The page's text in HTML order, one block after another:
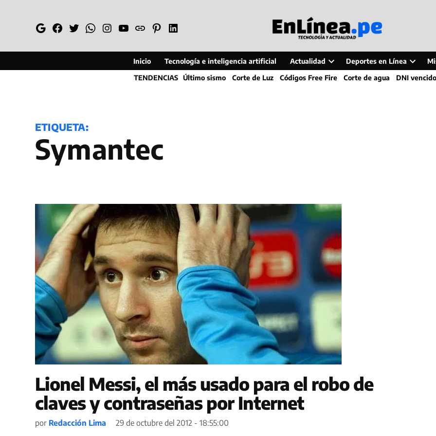
GoogleFacebook
TwitterWhatsapp
Instagram
YouTube
WebPinterestLinkedin
Inicio Tecnología e inteligencia artificial Actualidad
Open
dropdown
Deportes en Línea
Open
dropdown
TENDENCIAS Último sismo Corte de Luz Códigos Free Fire Corte de agua DNI vencido
ETIQUETA:
Symantec
Lionel Messi, el más usado para el robo de
claves y contraseñas por Internet
por Redacción Lima 29 de octubre del 2012 - 18:55:00